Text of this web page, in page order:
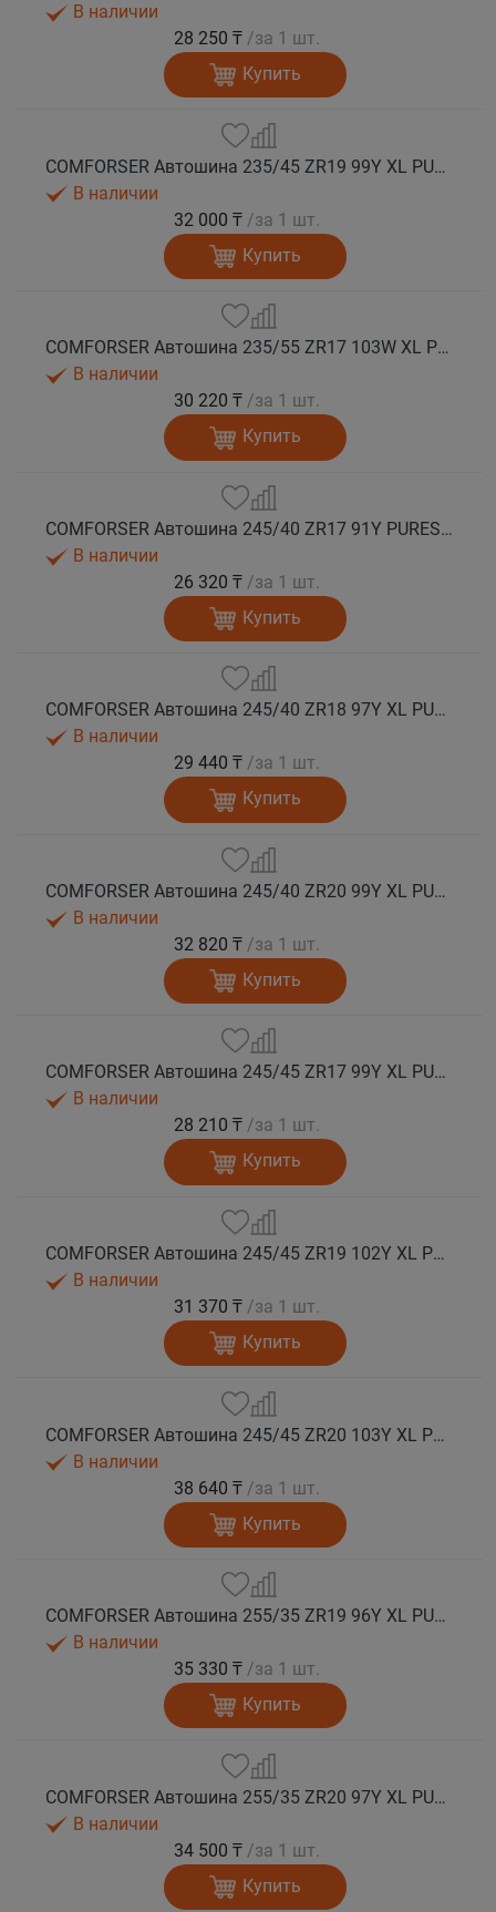
В наличии
28 250 ₸ /за 1 шт.
Купить
COMFORSER Автошина 235/45 ZR19 99Y XL PURESPEED лето
В наличии
32 000 ₸ /за 1 шт.
Купить
COMFORSER Автошина 235/55 ZR17 103W XL PURESPEED лето
В наличии
30 220 ₸ /за 1 шт.
Купить
COMFORSER Автошина 245/40 ZR17 91Y PURESPEED лето
В наличии
26 320 ₸ /за 1 шт.
Купить
COMFORSER Автошина 245/40 ZR18 97Y XL PURESPEED лето
В наличии
29 440 ₸ /за 1 шт.
Купить
COMFORSER Автошина 245/40 ZR20 99Y XL PURESPEED лето
В наличии
32 820 ₸ /за 1 шт.
Купить
COMFORSER Автошина 245/45 ZR17 99Y XL PURESPEED лето
В наличии
28 210 ₸ /за 1 шт.
Купить
COMFORSER Автошина 245/45 ZR19 102Y XL PURESPEED лето
В наличии
31 370 ₸ /за 1 шт.
Купить
COMFORSER Автошина 245/45 ZR20 103Y XL PURESPEED лето
В наличии
38 640 ₸ /за 1 шт.
Купить
COMFORSER Автошина 255/35 ZR19 96Y XL PURESPEED лето
В наличии
35 330 ₸ /за 1 шт.
Купить
COMFORSER Автошина 255/35 ZR20 97Y XL PURESPEED лето
В наличии
34 500 ₸ /за 1 шт.
Купить